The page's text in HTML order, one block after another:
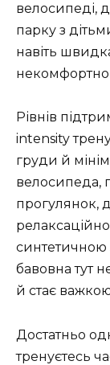
велосипеді,
парку з
навіть
Рівнів
intensity
груди й
велосипеда,
прогулянок,
синтетичною
бавовна тут
й стає
Достатньо
тренуєтесь